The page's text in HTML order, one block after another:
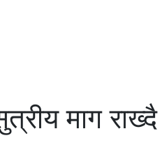
माग राख्दै